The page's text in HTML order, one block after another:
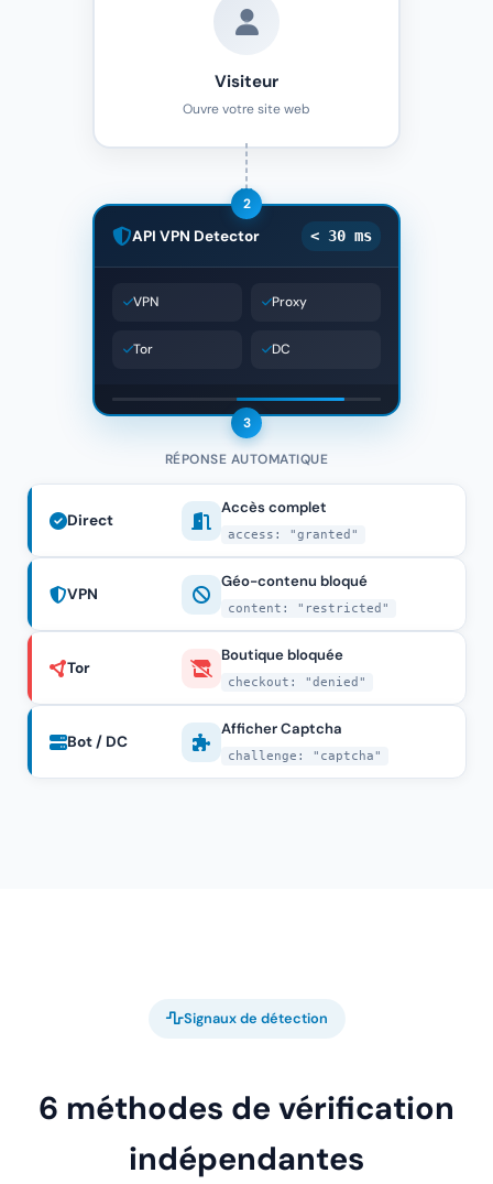
Visiteur
Ouvre votre site web
2
API VPN Detector < 30 ms
VPN Proxy
Tor DC
3
RÉPONSE AUTOMATIQUE
Direct
Accès complet
access: "granted"
VPN
Géo-contenu bloqué
content: "restricted"
Tor
Boutique bloquée
checkout: "denied"
Bot / DC
Afficher Captcha
challenge: "captcha"
Signaux de détection
6 méthodes de vérification
indépendantes